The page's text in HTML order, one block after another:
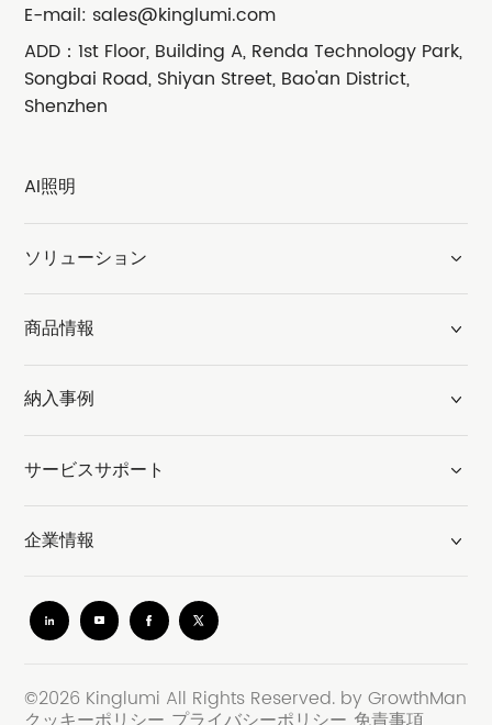
E-mail: sales@kinglumi.com
ADD：1st Floor, Building A, Renda Technology Park,
Songbai Road, Shiyan Street, Bao'an District,
Shenzhen
AI照明
ソリューション
商品情報
納入事例
サービスサポート
企業情報
©2026 Kinglumi All Rights Reserved. by GrowthMan